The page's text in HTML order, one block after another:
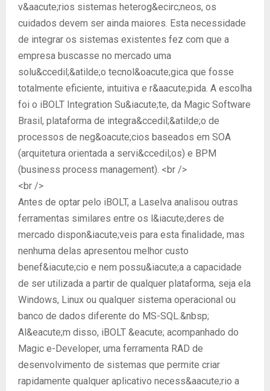
v&aacute;rios sistemas heterog&ecirc;neos, os
cuidados devem ser ainda maiores. Esta necessidade
de integrar os sistemas existentes fez com que a
empresa buscasse no mercado uma
solu&ccedil;&atilde;o tecnol&oacute;gica que fosse
totalmente eficiente, intuitiva e r&aacute;pida. A escolha
foi o iBOLT Integration Su&iacute;te, da Magic Software
Brasil, plataforma de integra&ccedil;&atilde;o de
processos de neg&oacute;cios baseados em SOA
(arquitetura orientada a servi&ccedil;os) e BPM
(business process management). <br />
<br />
Antes de optar pelo iBOLT, a Laselva analisou outras
ferramentas similares entre os l&iacute;deres de
mercado dispon&iacute;veis para esta finalidade, mas
nenhuma delas apresentou melhor custo
benef&iacute;cio e nem possu&iacute;a a capacidade
de ser utilizada a partir de qualquer plataforma, seja ela
Windows, Linux ou qualquer sistema operacional ou
banco de dados diferente do MS-SQL.&nbsp;
Al&eacute;m disso, iBOLT &eacute; acompanhado do
Magic e-Developer, uma ferramenta RAD de
desenvolvimento de sistemas que permite criar
rapidamente qualquer aplicativo necess&aacute;rio a